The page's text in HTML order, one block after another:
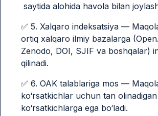
saytida alohida havola bilan
✅ 5. Xalqaro indeksatsiya —
ortiq xalqaro ilmiy bazalarga
Zenodo, DOI, SJIF va boshqalar)
qilinadi.
✅ 6. OAK talablariga mos —
ko‘rsatkichlar uchun tan olinadigan
ko‘rsatkichlarga ega bo‘ladi.